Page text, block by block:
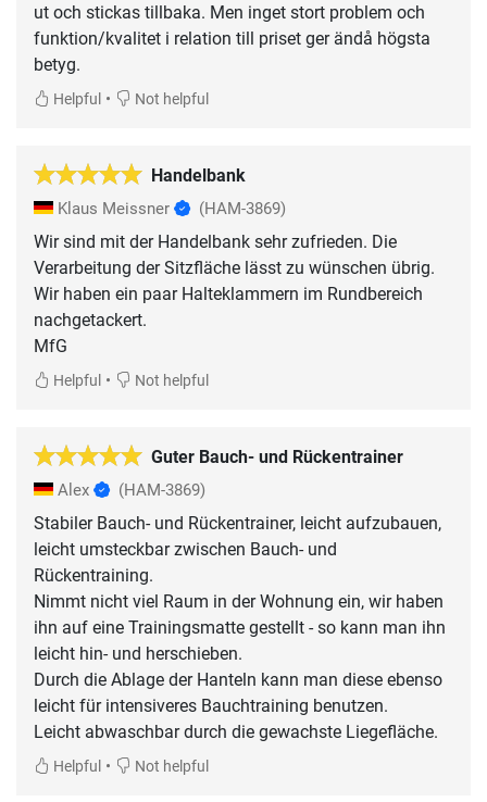
ut och stickas tillbaka. Men inget stort problem och
funktion/kvalitet i relation till priset ger ändå högsta
betyg.
Helpful • Not helpful
Handelbank
Klaus Meissner (HAM-3869)
Wir sind mit der Handelbank sehr zufrieden. Die
Verarbeitung der Sitzfläche lässt zu wünschen übrig.
Wir haben ein paar Halteklammern im Rundbereich
nachgetackert.
MfG
Helpful • Not helpful
Guter Bauch- und Rückentrainer
Alex (HAM-3869)
Stabiler Bauch- und Rückentrainer, leicht aufzubauen,
leicht umsteckbar zwischen Bauch- und
Rückentraining.
Nimmt nicht viel Raum in der Wohnung ein, wir haben
ihn auf eine Trainingsmatte gestellt - so kann man ihn
leicht hin- und herschieben.
Durch die Ablage der Hanteln kann man diese ebenso
leicht für intensiveres Bauchtraining benutzen.
Helpful • Not helpful